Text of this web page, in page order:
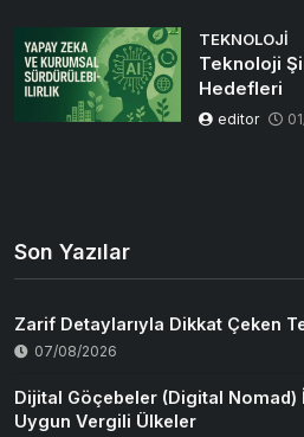
TEKNOLOJI
Teknoloji
Hedefleri
editor
Son Yazılar
Zarif Detaylarıyla Dikkat Çeken
07/08/2026
Dijital Göçebeler (Digital Nomad)
Uygun Vergili Ülkeler